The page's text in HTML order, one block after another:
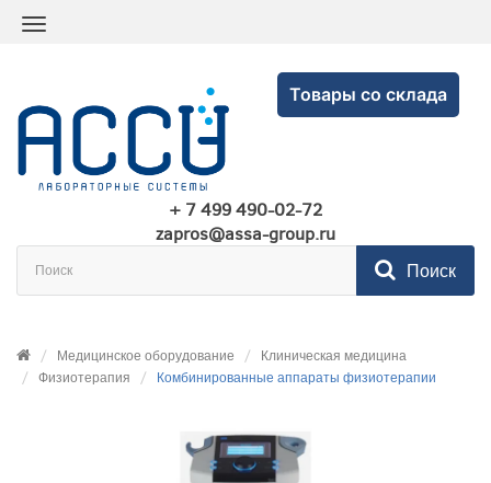
Товары со склада
+ 7 499 490-02-72
zapros@assa-group.ru
Поиск
Медицинское оборудование
Клиническая медицина
Физиотерапия
Комбинированные аппараты физиотерапии